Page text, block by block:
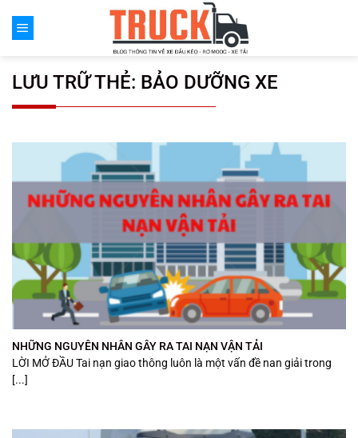
đến
LƯU TRỮ THẺ: BẢO DƯỠNG XE
NHỮNG NGUYÊN NHÂN GÂY RA TAI NẠN VẬN TẢI
LỜI MỞ ĐẦU Tai nạn giao thông luôn là một vấn đề nan giải trong
[...]